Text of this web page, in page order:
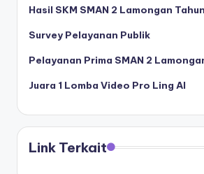
Hasil SKM SMAN 2 Lamongan
Survey Pelayanan Publik
Pelayanan Prima SMAN 2
Juara 1 Lomba Video Pro Ling AI
Link Terkait